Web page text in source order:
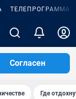
ТЕЛЕПРОГРАММА
Согласен
Где